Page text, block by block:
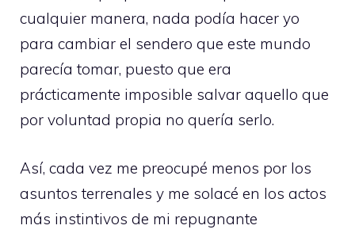
cualquier manera, nada podía hacer yo
para cambiar el sendero que este mundo
parecía tomar, puesto que era
prácticamente imposible salvar aquello que
por voluntad propia no quería serlo.
Así, cada vez me preocupé menos por los
asuntos terrenales y me solacé en los actos
más instintivos de mi repugnante